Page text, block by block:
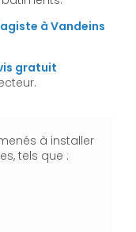
à Vandeins
gratuit
à installer
tels que :